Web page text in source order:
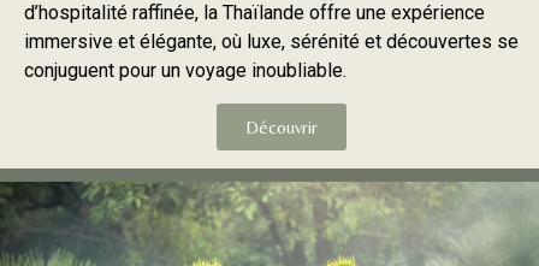
d’hospitalité raffinée, la Thaïlande offre une expérience
immersive et élégante, où luxe, sérénité et découvertes se
conjuguent pour un voyage inoubliable.
Découvrir